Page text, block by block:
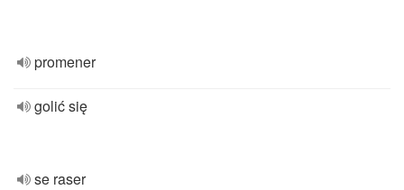
promener
golić się
se raser